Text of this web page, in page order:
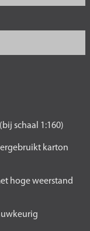
schaal 1:160)
karton
hoge weerstand